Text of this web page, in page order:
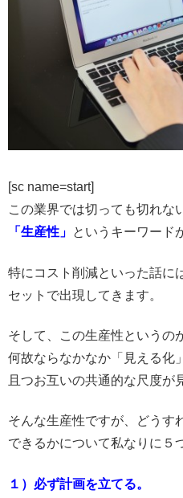
[sc name=start]
この業界では切っても切れな
「生産性」 というキーワード
特にコスト削減といった話に
セットで出現してきます。
そして、この生産性というの
何故ならなかなか「見える化
且つお互いの共通的な尺度が
そんな生産性ですが、どうす
できるかについて私なりに５
１）必ず計画を立てる。